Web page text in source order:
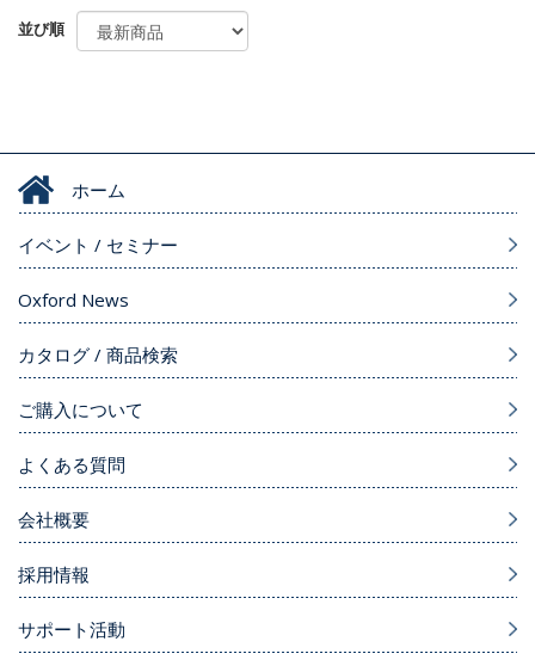
並び順
ホーム
イベント / セミナー
Oxford News
カタログ / 商品検索
ご購入について
よくある質問
会社概要
採用情報
サポート活動